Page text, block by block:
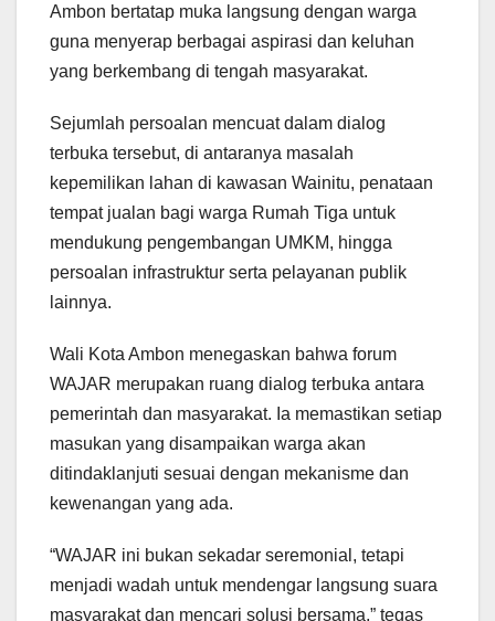
Ambon bertatap muka langsung dengan warga
guna menyerap berbagai aspirasi dan keluhan
yang berkembang di tengah masyarakat.
Sejumlah persoalan mencuat dalam dialog
terbuka tersebut, di antaranya masalah
kepemilikan lahan di kawasan Wainitu, penataan
tempat jualan bagi warga Rumah Tiga untuk
mendukung pengembangan UMKM, hingga
persoalan infrastruktur serta pelayanan publik
lainnya.
Wali Kota Ambon menegaskan bahwa forum
WAJAR merupakan ruang dialog terbuka antara
pemerintah dan masyarakat. Ia memastikan setiap
masukan yang disampaikan warga akan
ditindaklanjuti sesuai dengan mekanisme dan
kewenangan yang ada.
“WAJAR ini bukan sekadar seremonial, tetapi
menjadi wadah untuk mendengar langsung suara
masyarakat dan mencari solusi bersama,” tegas